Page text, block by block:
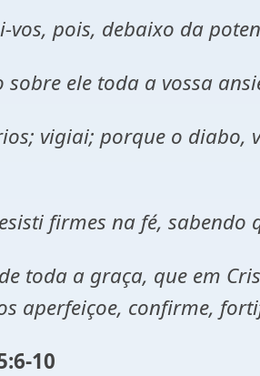
vos, pois, debaixo da
sobre ele toda a vossa
vigiai; porque o
firmes na fé, sabendo
toda a graça, que em
aperfeiçoe, confirme,
10